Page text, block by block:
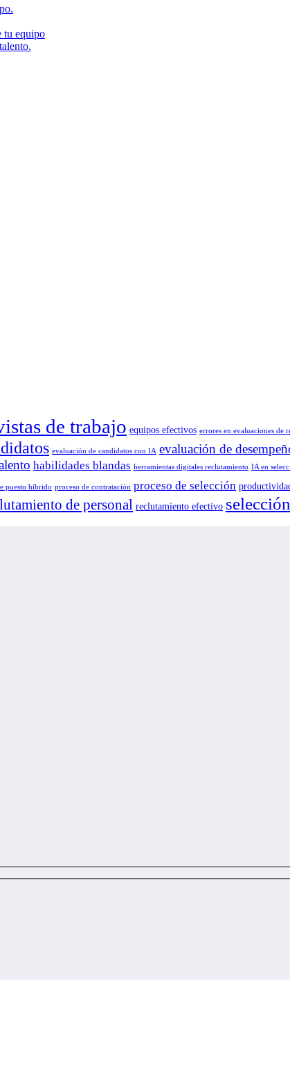
tu equipo
de trabajo equipos efectivos errores en evaluaciones de
evaluación de candidatos con IA evaluación de
habilidades blandas herramientas digitales reclutamiento IA en
puesto híbrido proceso de contratación proceso de selección
de personal reclutamiento efectivo